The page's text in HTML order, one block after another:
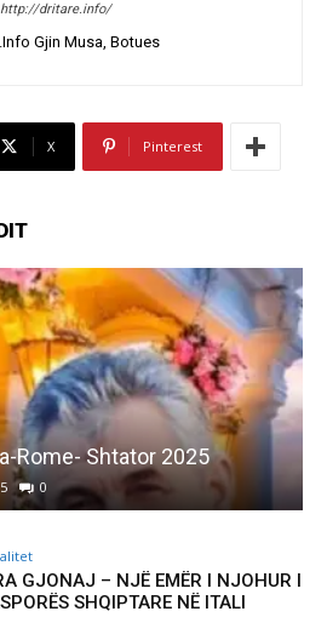
http://dritare.info/
Gjin Musa, Botues
X Pinterest
Rome- Shtator 2025
0
GJONAJ – NJË EMËR I NJOHUR I
SHQIPTARE NË ITALI